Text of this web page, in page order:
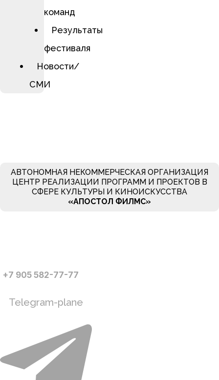
команд
Результаты
фестиваля
Новости/
СМИ
АВТОНОМНАЯ НЕКОММЕРЧЕСКАЯ ОРГАНИЗАЦИЯ
ЦЕНТР РЕАЛИЗАЦИИ ПРОГРАММ И ПРОЕКТОВ В
СФЕРЕ КУЛЬТУРЫ И КИНОИСКУССТВА
«АПОСТОЛ ФИЛМC»
+7 905 582-77-77
Telegram-plane